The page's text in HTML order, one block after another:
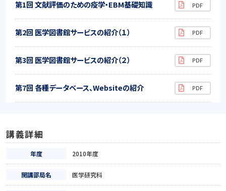
第1回 文献評価のための疫学・EBM基礎知識
第2回 医学図書館サービスの紹介（１）
第3回 医学図書館サービスの紹介（２）
第7回 各種データベース、Websiteの紹介
講義詳細
年度 2010年度
開講部局名 医学研究科